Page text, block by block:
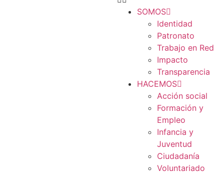
SOMOS
Identidad
Patronato
Trabajo en Red
Impacto
Transparencia
HACEMOS
Acción social
Formación y
Empleo
Infancia y
Juventud
Ciudadanía
Voluntariado